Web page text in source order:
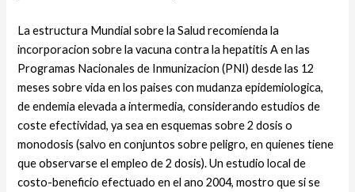
La estructura Mundial sobre la Salud recomienda la
incorporacion sobre la vacuna contra la hepatitis A en las
Programas Nacionales de Inmunizacion (PNI) desde las 12
meses sobre vida en los paises con mudanza epidemiologica,
de endemia elevada a intermedia, considerando estudios de
coste efectividad, ya sea en esquemas sobre 2 dosis o
monodosis (salvo en conjuntos sobre peligro, en quienes tiene
que observarse el empleo de 2 dosis). Un estudio local de
costo-beneficio efectuado en el ano 2004, mostro que si se